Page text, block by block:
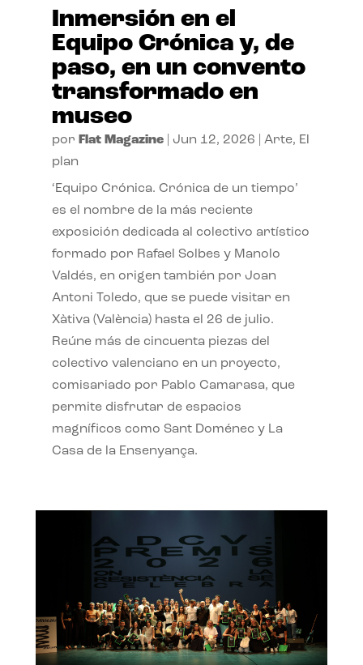
Inmersión en el
Equipo Crónica y, de
paso, en un convento
transformado en
museo
por Flat Magazine| Jun 12, 2026 Arte, El
plan
‘Equipo Crónica. Crónica de un tiempo’
es el nombre de la más reciente
exposición dedicada al colectivo artístico
formado por Rafael Solbes y Manolo
Valdés, en origen también por Joan
Antoni Toledo, que se puede visitar en
Xàtiva (València) hasta el 26 de julio.
Reúne más de cincuenta piezas del
colectivo valenciano en un proyecto,
comisariado por Pablo Camarasa, que
permite disfrutar de espacios
magníficos como Sant Doménec y La
Casa de la Ensenyança.